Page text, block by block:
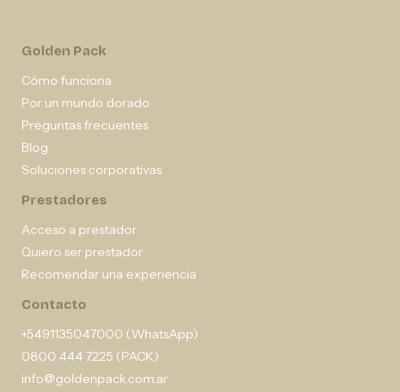
Golden Pack
Cómo funciona
Por un mundo dorado
Preguntas frecuentes
Blog
Soluciones corporativas
Prestadores
Acceso a prestador
Quiero ser prestador
Recomendar una experiencia
Contacto
+5491135047000 (WhatsApp)
0800 444 7225 (PACK)
info@goldenpack.com.ar